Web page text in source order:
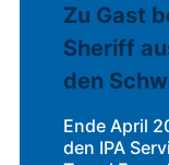
Zu Gast
Sheriff
den
Ende April
den IPA